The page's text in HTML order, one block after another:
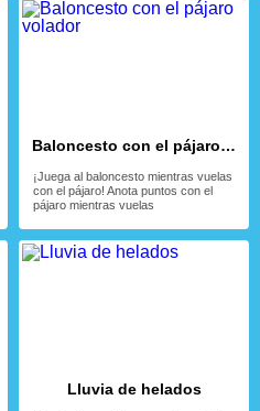
Baloncesto con el pájaro volador
¡Juega al baloncesto mientras vuelas
con el pájaro! Anota puntos con el
pájaro mientras vuelas
Lluvia de helados